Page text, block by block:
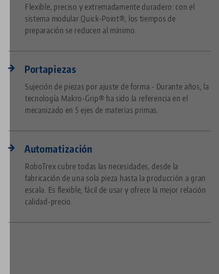
Flexible, preciso y extremadamente duradero: con el
sistema modular Quick-Point®, los tiempos de
preparación se reducen al mínimo.
Portapiezas
Sujeción de piezas por ajuste de forma - Durante años, la
tecnología Makro-Grip® ha sido la referencia en el
mecanizado en 5 ejes de materias primas.
Automatización
RoboTrex cubre todas las necesidades, desde la
fabricación de una sola pieza hasta la producción a gran
escala. Es flexible, fácil de usar y ofrece la mejor relación
calidad-precio.